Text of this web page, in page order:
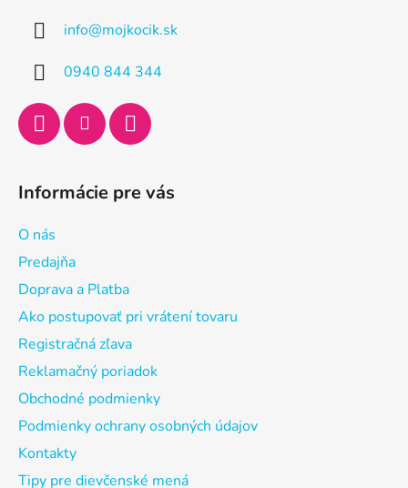
info@mojkocik.sk
0940 844 344
Informácie pre vás
O nás
Predajňa
Doprava a Platba
Ako postupovať pri vrátení tovaru
Registračná zľava
Reklamačný poriadok
Obchodné podmienky
Podmienky ochrany osobných údajov
Kontakty
Tipy pre dievčenské mená